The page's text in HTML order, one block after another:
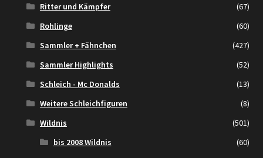
Ritter und Kämpfer
(67)
Rohlinge
(60)
Sammler + Fähnchen
(427)
Sammler Highlights
(52)
Schleich - Mc Donalds
(13)
Weitere Schleichfiguren
(8)
Wildnis
(501)
bis 2008 Wildnis
(60)